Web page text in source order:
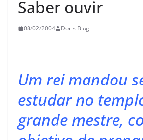
Saber ouvir
08/02/2004 Doris Blog
Um rei mandou
estudar no
grande mestre,